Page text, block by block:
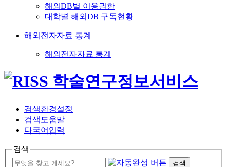
해외DB별 이용권한
대학별 해외DB 구독현황
해외전자자료 통계
해외전자자료 통계
검색환경설정
검색도움말
다국어입력
검색
검색